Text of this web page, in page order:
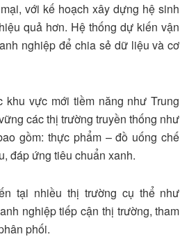
với kế hoạch xây dựng hệ sinh
quả hơn. Hệ thống dự kiến vận
nghiệp để chia sẻ dữ liệu và cơ
vực mới tiềm năng như Trung
các thị trường truyền thống như
gồm: thực phẩm – đồ uống chế
đáp ứng tiêu chuẩn xanh.
tại nhiều thị trường cụ thể như
nghiệp tiếp cận thị trường, tham
phối.